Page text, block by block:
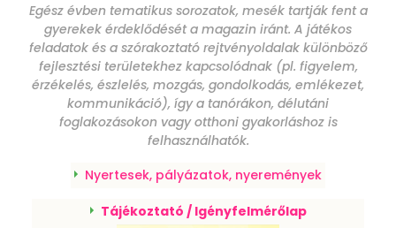
Egész évben tematikus sorozatok, mesék tartják fent a
gyerekek érdeklődését a magazin iránt. A játékos
feladatok és a szórakoztató rejtvényoldalak különböző
fejlesztési területekhez kapcsolódnak (pl. figyelem,
érzékelés, észlelés, mozgás, gondolkodás, emlékezet,
kommunikáció), így a tanórákon, délutáni
foglakozásokon vagy otthoni gyakorláshoz is
felhasználhatók.
Nyertesek, pályázatok, nyeremények
Tájékoztató / Igényfelmérőlap